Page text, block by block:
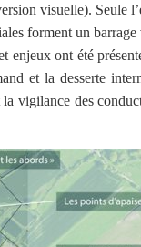
visuelle). Seule
forment un
enjeux ont été
et la desserte
vigilance des